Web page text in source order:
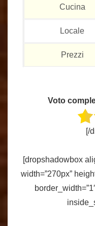
Cucina
Locale
Prezzi
Voto
[/
[dropshadowbox
width=”270px”